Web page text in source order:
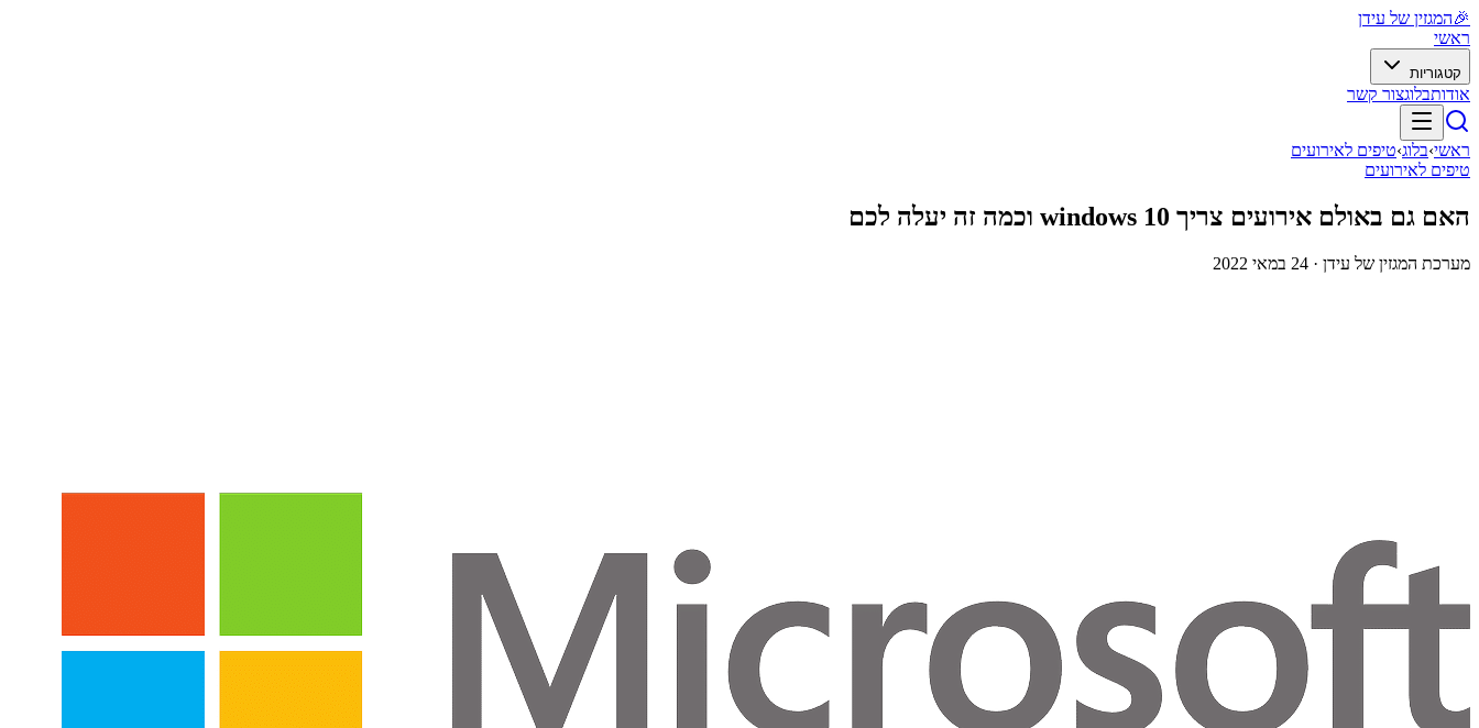
🎉המגזין של עידן
ראשי
קטגוריות
אודותבלוגצור קשר
ראשי›בלוג›טיפים לאירועים
טיפים לאירועים
האם גם באולם אירועים צריך windows 10 וכמה זה יעלה לכם
מערכת המגזין של עידן · 24 במאי 2022